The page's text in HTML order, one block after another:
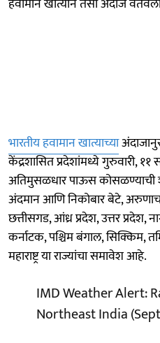
भारतीय हवामान खात्याच्या
केंद्रशासित प्रदेशांमध्ये गुरुवारी, ११
अतिमुसळधार पाऊस कोसळण्याची
अंदमान आणि निकोबार बेटे,
छत्तीसगड, आंध्र प्रदेश, उत्तर प्रदेश,
कर्नाटक, पश्चिम बंगाल, सिक्किम,
महाराष्ट्र या राज्यांचा समावेश आहे.
IMD Weather Alert:
Northeast India